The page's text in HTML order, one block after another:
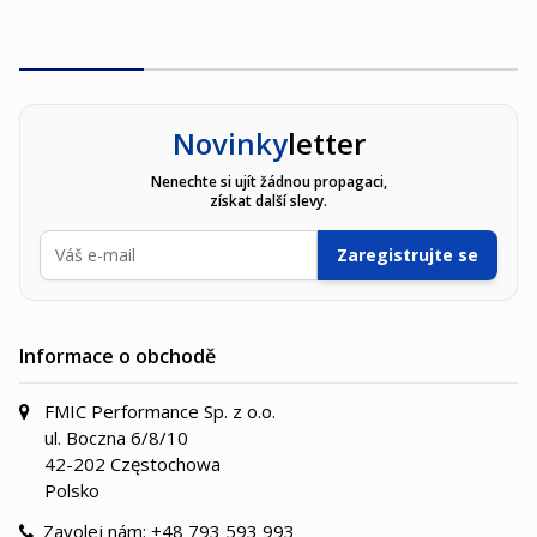
Novinkyletter
Nenechte si ujít žádnou propagaci,
získat další slevy.
E-mailová adresa
Zaregistrujte se
Informace o obchodě
FMIC Performance Sp. z o.o.
ul. Boczna 6/8/10
42-202 Częstochowa
Polsko
Zavolej nám: +48 793 593 993